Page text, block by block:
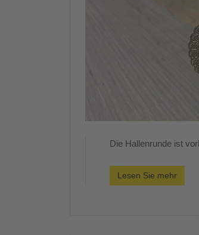
Die Hallenrunde ist
Lesen Sie mehr